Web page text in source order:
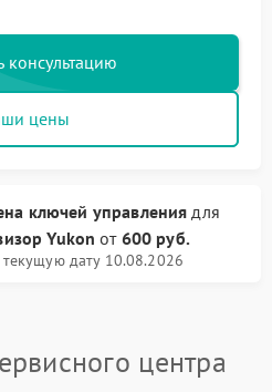
консультацию
цены
ключей управления для
Yukon от 600 руб.
дату 10.08.2026
центра